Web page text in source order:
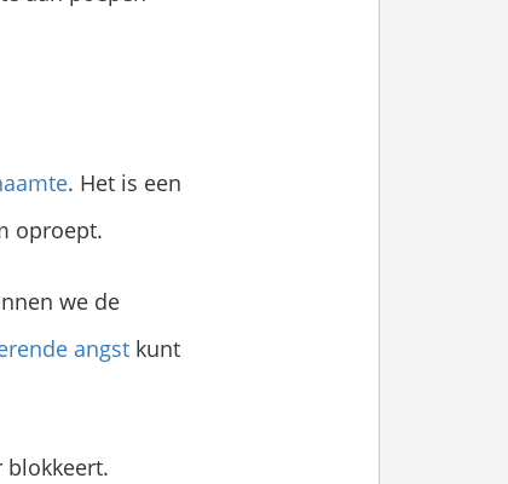
. Het is een
oproept.
we de
angst kunt